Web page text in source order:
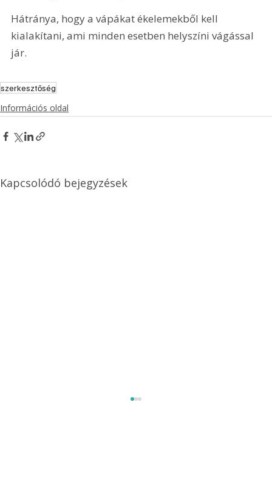
Hátránya, hogy a vápákat ékelemekből kell
kialakítani, ami minden esetben helyszíni vágással
jár.
szerkesztőség
Információs oldal
Kapcsolódó bejegyzések